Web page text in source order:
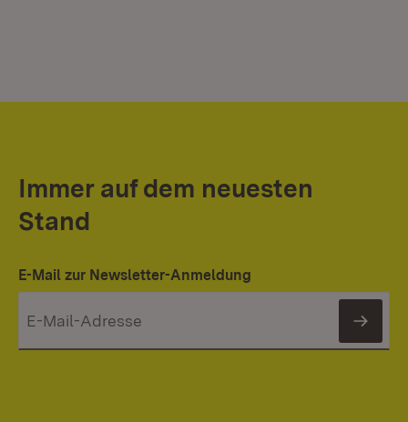
Immer auf dem neuesten
Stand
E-Mail zur Newsletter-Anmeldung